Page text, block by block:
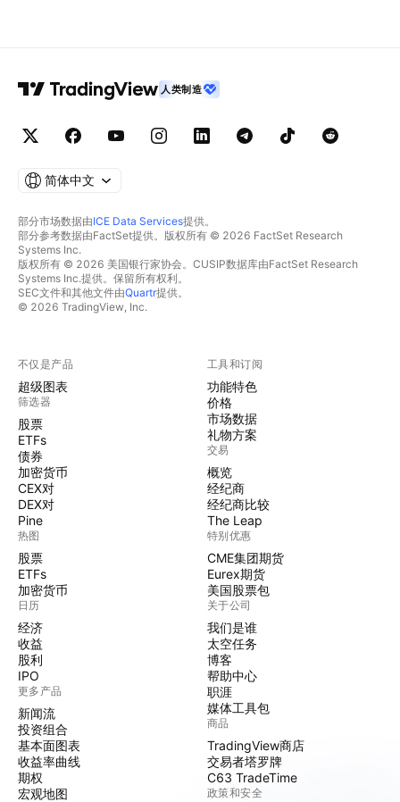
人类制造
简体中文
部分市场数据由ICE Data Services提供。
部分参考数据由FactSet提供。版权所有 © 2026 FactSet Research
Systems Inc.
版权所有 © 2026 美国银行家协会。CUSIP数据库由FactSet Research
Systems Inc.提供。保留所有权利。
SEC文件和其他文件由Quartr提供。
© 2026 TradingView, Inc.
不仅是产品
超级图表
筛选器
股票
ETFs
债券
加密货币
CEX对
DEX对
Pine
热图
股票
ETFs
加密货币
日历
经济
收益
股利
IPO
更多产品
新闻流
投资组合
基本面图表
收益率曲线
期权
宏观地图
工具和订阅
功能特色
价格
市场数据
礼物方案
交易
概览
经纪商
经纪商比较
The Leap
特别优惠
CME集团期货
Eurex期货
美国股票包
关于公司
我们是谁
太空任务
博客
帮助中心
职涯
媒体工具包
商品
TradingView商店
交易者塔罗牌
C63 TradeTime
政策和安全